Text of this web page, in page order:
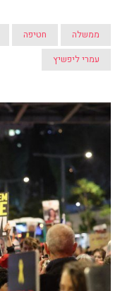
ממשלה חטיפה
עמרי ליפשיץ